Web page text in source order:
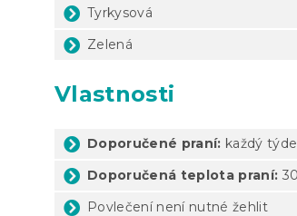
Tyrkysová
Zelená
Vlastnosti
Doporučené praní: každý
Doporučená teplota praní:
Povlečení není nutné žehlit